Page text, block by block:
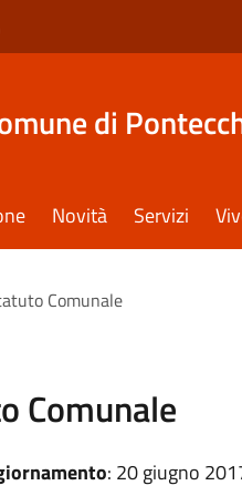
di
Novità Servizi
Comunale
Comunale
: 20 giugno